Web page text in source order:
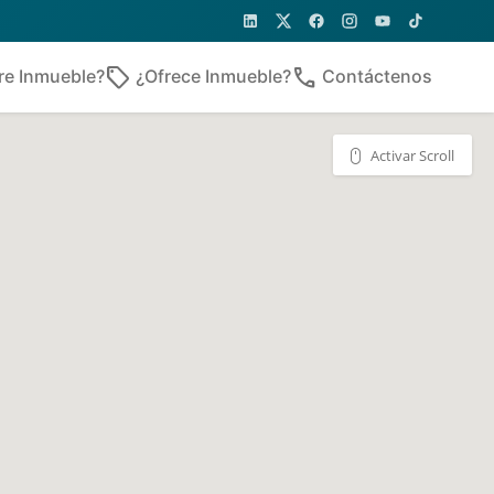
Inmueble?sell ¿Ofrece Inmueble?phone Contáctenos
Activar Scroll